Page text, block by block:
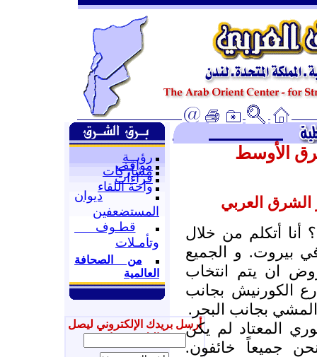
رؤيــة
مواقف
مشاركات
قراءات
واحة اللقاء
ديوان
المستضعفين
قطـوف
وتأمـلات
من الصحافة
العالمية
أرسل بريدك الإلكتروني ليصل
إليك جديدنا
الأوسط
العربي
أتكلم من خلال
بيروت. و الجميع
ان يتم انتخاب
الكورنيش بجانب
المشي بجانب البحر.
المعتاد لم يكن
جميعاً خائفون.